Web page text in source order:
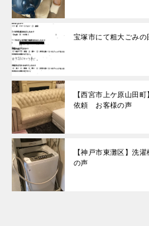
宝塚市にて粗大ごみ
【西宮市上ケ原山田
依頼 お客様の声
【神戸市東灘区】洗
の声